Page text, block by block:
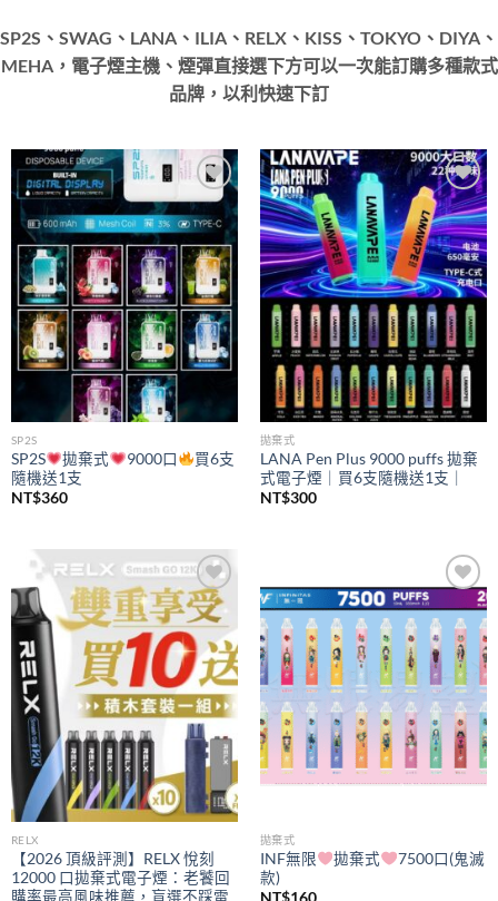
SP2S、SWAG、LANA、ILIA、RELX、KISS、TOKYO、DIYA、
MEHA，電子煙主機、煙彈直接選下方可以一次能訂購多種款式
品牌，以利快速下訂
Add to
wishlist
SP2S
SP2S 拋棄式 9000口
買6支
隨機送1支
NT$360
Add to
wishlist
拋棄式
LANA Pen Plus 9000 puffs 拋棄
式電子煙｜買6支隨機送1支｜
NT$300
Add to
wishlist
RELX
【2026 頂級評測】RELX 悅刻
12000 口拋棄式電子煙：老饕回
購率最高風味推薦，盲選不踩雷
wishlist
拋棄式
INF無限 拋棄式
7500口(鬼滅
款)